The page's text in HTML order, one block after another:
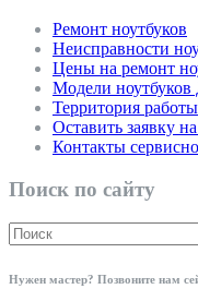
Ремонт ноутбуков
Неисправности
Цены на ремонт
Модели ноутбуков
Территория работы
Оставить заявку
Контакты
Поиск по сайту
Нужен мастер? Позвоните нам